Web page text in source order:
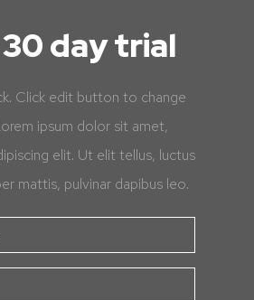
day trial
Click edit button to change
ipsum dolor sit amet,
elit. Ut elit tellus, luctus
mattis, pulvinar dapibus leo.